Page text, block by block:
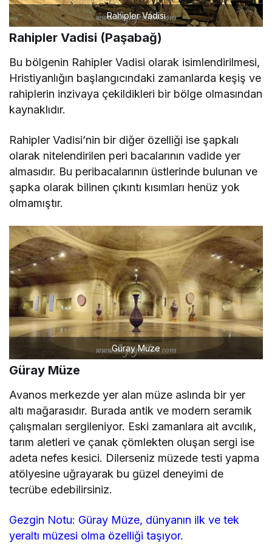
Rahipler Vadisi
Rahipler Vadisi (Paşabağ)
Bu bölgenin Rahipler Vadisi olarak isimlendirilmesi,
Hristiyanlığın başlangıcındaki zamanlarda keşiş ve
rahiplerin inzivaya çekildikleri bir bölge olmasından
kaynaklıdır.
Rahipler Vadisi’nin bir diğer özelliği ise şapkalı
olarak nitelendirilen peri bacalarının vadide yer
almasıdır. Bu peribacalarının üstlerinde bulunan ve
şapka olarak bilinen çıkıntı kısımları henüz yok
olmamıştır.
Güray Müze
Güray Müze
Avanos merkezde yer alan müze aslında bir yer
altı mağarasıdır. Burada antik ve modern seramik
çalışmaları sergileniyor. Eski zamanlara ait avcılık,
tarım aletleri ve çanak çömlekten oluşan sergi ise
adeta nefes kesici. Dilerseniz müzede testi yapma
atölyesine uğrayarak bu güzel deneyimi de
tecrübe edebilirsiniz.
Gezgin Notu: Güray Müze, dünyanın ilk ve tek
yeraltı müzesi olma özelliği taşıyor.